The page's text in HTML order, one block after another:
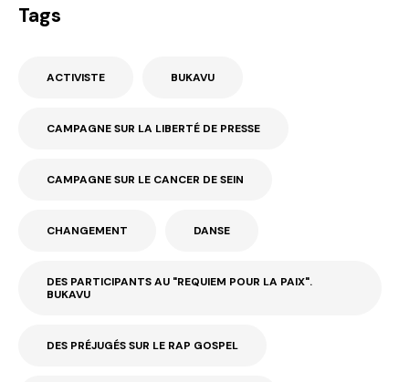
Tags
ACTIVISTE BUKAVU
CAMPAGNE SUR LA LIBERTÉ DE PRESSE
CAMPAGNE SUR LE CANCER DE SEIN
CHANGEMENT DANSE
DES PARTICIPANTS AU "REQUIEM POUR LA PAIX".
BUKAVU
DES PRÉJUGÉS SUR LE RAP GOSPEL